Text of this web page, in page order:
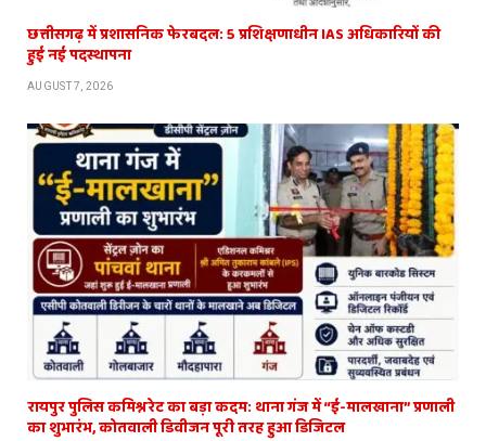
छत्तीसगढ़ में प्रशासनिक फेरबदल: 5 प्रशिक्षणाधीन IAS अधिकारियों की
हुई नई पदस्थापना
AUGUST 7, 2026
रायपुर पुलिस कमिश्नरेट का बड़ा कदम: थाना गंज में “ई-मालखाना” प्रणाली
का शुभारंभ, कोतवाली डिवीजन पूरी तरह हुआ डिजिटल